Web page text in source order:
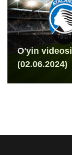
O'yin
(02.06.2024)